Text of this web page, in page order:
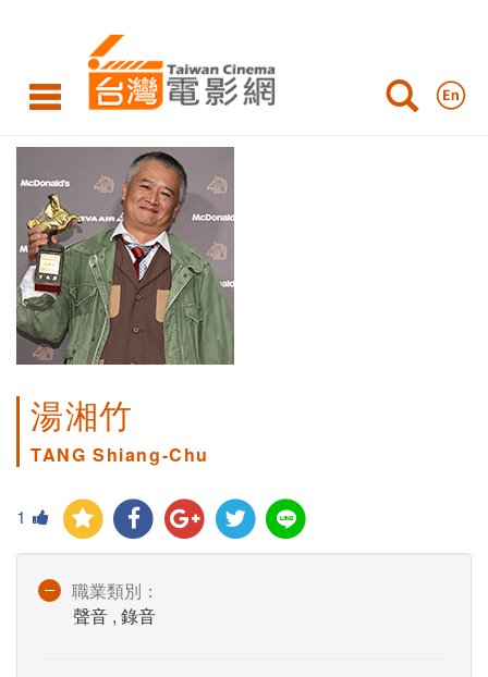
湯湘竹
TANG Shiang-Chu
1
職業類別：
聲音 , 錄音